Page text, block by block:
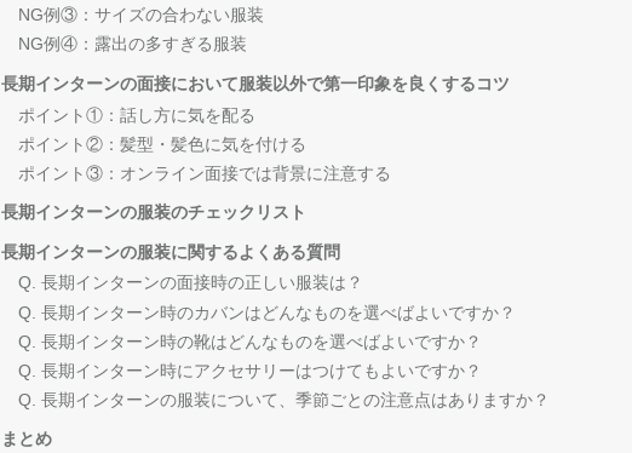
NG例③：サイズの合わない服装
NG例④：露出の多すぎる服装
長期インターンの面接において服装以外で第一印象を良くするコツ
ポイント①：話し方に気を配る
ポイント②：髪型・髪色に気を付ける
ポイント③：オンライン面接では背景に注意する
長期インターンの服装のチェックリスト
長期インターンの服装に関するよくある質問
Q. 長期インターンの面接時の正しい服装は？
Q. 長期インターン時のカバンはどんなものを選べばよいですか？
Q. 長期インターン時の靴はどんなものを選べばよいですか？
Q. 長期インターン時にアクセサリーはつけてもよいですか？
Q. 長期インターンの服装について、季節ごとの注意点はありますか？
まとめ